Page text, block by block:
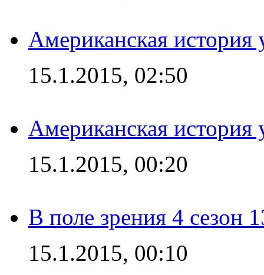
Американская история
15.1.2015, 02:50
Американская история
15.1.2015, 00:20
В поле зрения 4 сезон
15.1.2015, 00:10